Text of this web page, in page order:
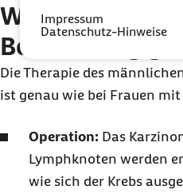
Impressum
Datenschutz-Hinweise
Welche Arten
Behandlung
Die Therapie des
ist genau wie bei Frauen
Operation: Das
Lymphknoten werden
wie sich der Krebs